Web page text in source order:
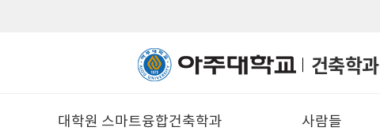
건축학과
대학원 스마트융합건축학과 사람들